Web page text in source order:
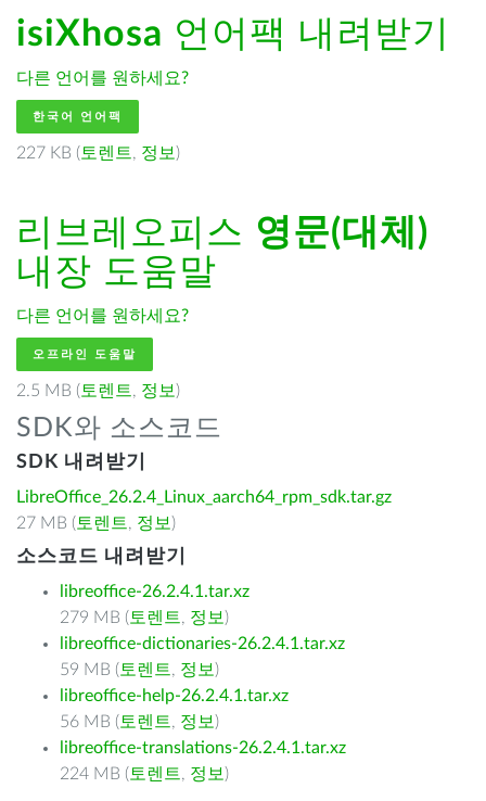
isiXhosa 언어팩 내려받기
다른 언어를 원하세요?
한국어 언어팩
227 KB ( 토렌트, 정보 )
리브레오피스 영문(대체)
내장 도움말
다른 언어를 원하세요?
오프라인 도움말
2.5 MB ( 토렌트, 정보 )
SDK와 소스코드
SDK 내려받기
LibreOffice_26.2.4_Linux_aarch64_rpm_sdk.tar.gz
27 MB ( 토렌트, 정보 )
소스코드 내려받기
libreoffice-26.2.4.1.tar.xz
279 MB ( 토렌트, 정보 )
libreoffice-dictionaries-26.2.4.1.tar.xz
59 MB ( 토렌트, 정보 )
libreoffice-help-26.2.4.1.tar.xz
56 MB ( 토렌트, 정보 )
libreoffice-translations-26.2.4.1.tar.xz
224 MB ( 토렌트, 정보 )